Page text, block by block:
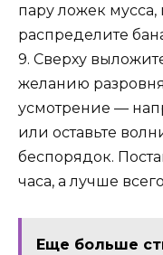
пару ложек
распределите
9. Сверху
желанию
усмотрение —
или оставьте
беспорядок.
часа, а лучше
Еще больше